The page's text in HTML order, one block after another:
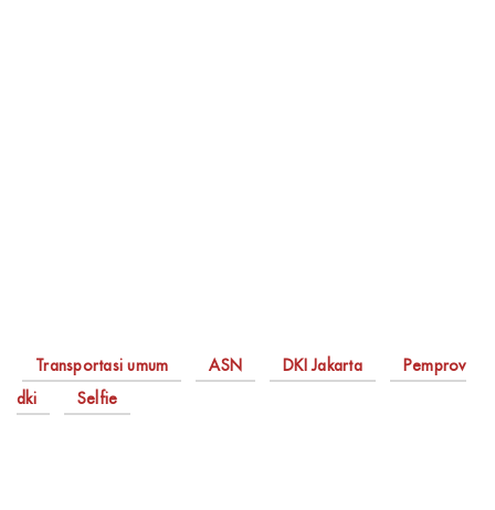
Transportasi umum ASN DKI Jakarta
Pemprov
dki
Selfie